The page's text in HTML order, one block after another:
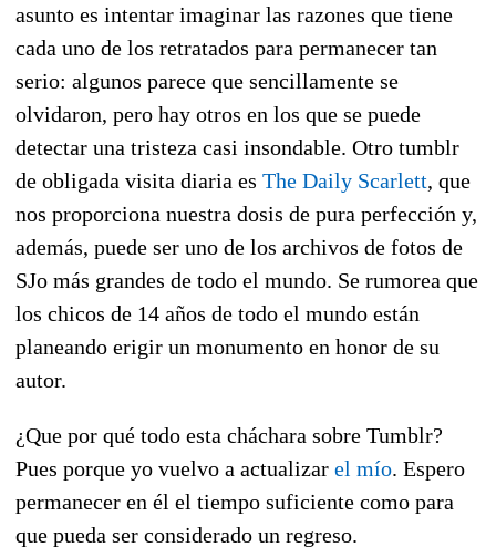
asunto es intentar imaginar las razones que tiene
cada uno de los retratados para permanecer tan
serio: algunos parece que sencillamente se
olvidaron, pero hay otros en los que se puede
detectar una tristeza casi insondable. Otro tumblr
de obligada visita diaria es The Daily Scarlett, que
nos proporciona nuestra dosis de pura perfección y,
además, puede ser uno de los archivos de fotos de
SJo más grandes de todo el mundo. Se rumorea que
los chicos de 14 años de todo el mundo están
planeando erigir un monumento en honor de su
autor.
¿Que por qué todo esta cháchara sobre Tumblr?
Pues porque yo vuelvo a actualizar el mío. Espero
permanecer en él el tiempo suficiente como para
que pueda ser considerado un regreso.